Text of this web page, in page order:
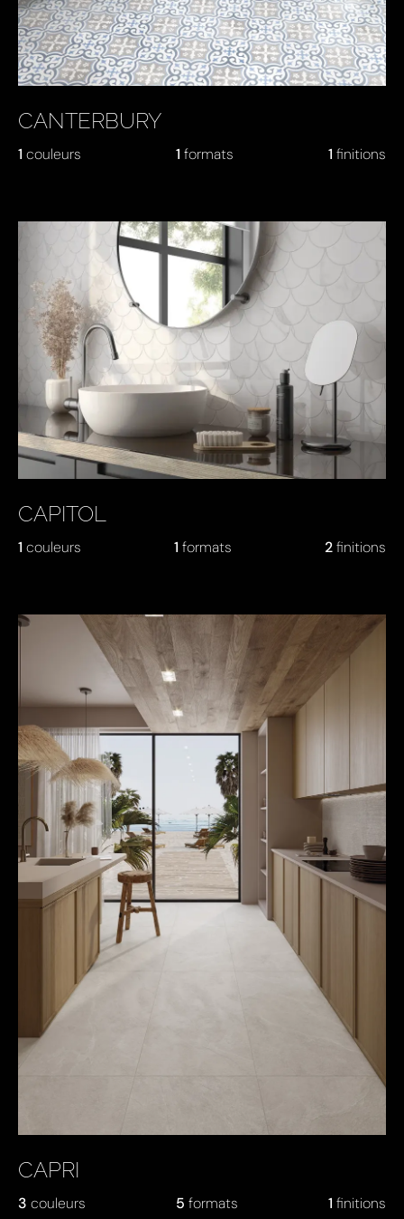
CANTERBURY
1 couleurs 1 formats 1 finitions
CAPITOL
1 couleurs 1 formats 2finitions
CAPRI
3 couleurs 5 formats 1 finitions